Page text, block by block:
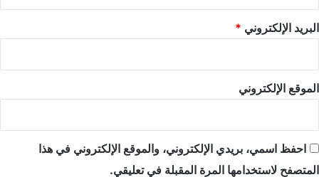
البريد الإلكتروني *
الموقع الإلكتروني
احفظ اسمي، بريدي الإلكتروني، والموقع الإلكتروني في هذا
المتصفح لاستخدامها المرة المقبلة في تعليقي.